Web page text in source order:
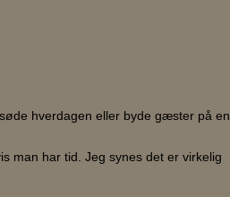
hverdagen eller byde gæster på en
man har tid. Jeg synes det er virkelig